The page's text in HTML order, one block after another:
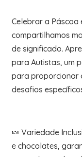
Celebrar a Páscoa
compartilhamos
de significado.
para Autistas, um
para proporcionar
desafios
🍬 Variedade
e chocolates,